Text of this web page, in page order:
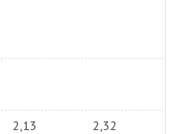
2,13 2,32